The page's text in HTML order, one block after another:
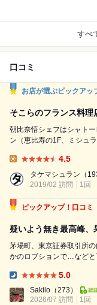
すべ
口コミ
お店が選ぶピックアッ
そこらのフランス料理
朝比奈悟シェフはシャト
ン（恵比寿の1F、ミシュ
立地。土日に訪れると閑静を
は30程と、グランメゾン
れておりバリバリの接待も
4.5
タケマシュラン （
2019/02 訪問
1回
ピックアップ！口コミ
疑いよう無き最高峰、
茅場町、東京証券取引所の向かい
かのロブションで…などと
上にあらゆる点におけるクオリ
く超える至福を約束するの
5.0
Sakilo （273）
2026/07 訪問
1回